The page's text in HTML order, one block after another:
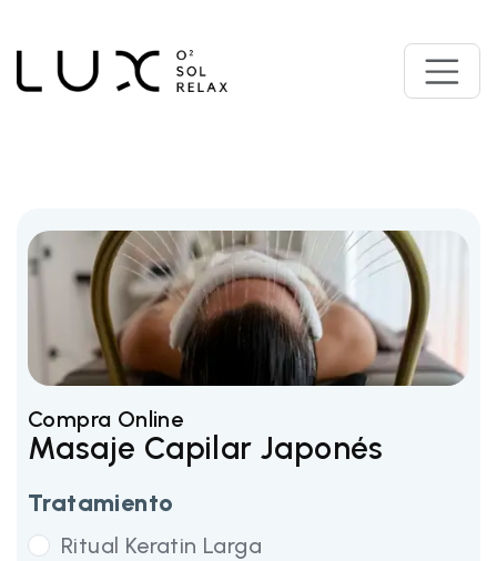
Compra Online
Masaje Capilar Japonés
Tratamiento
Ritual Keratin Larga